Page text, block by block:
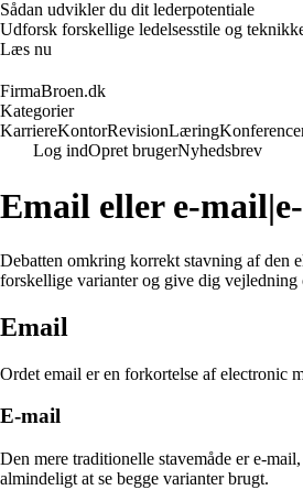
Sådan udvikler du dit lederpotentiale
Udforsk forskellige ledelsesstile og
Læs nu
FirmaBroen.dk
Kategorier
KarriereKontorRevisionLæring
Log indOpret brugerNyhedsbrev
Email eller e-
Debatten omkring korrekt stavning af den
forskellige varianter og give dig vejledning
Email
Ordet email er en forkortelse af electronic
E-mail
Den mere traditionelle stavemåde er e-
almindeligt at se begge varianter brugt.